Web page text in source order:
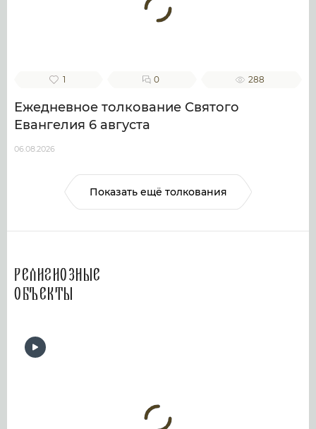
1 0 288
Ежедневное толкование Святого
Евангелия 6 августа
06.08.2026
Показать ещё толкования
Религиозные
объекты